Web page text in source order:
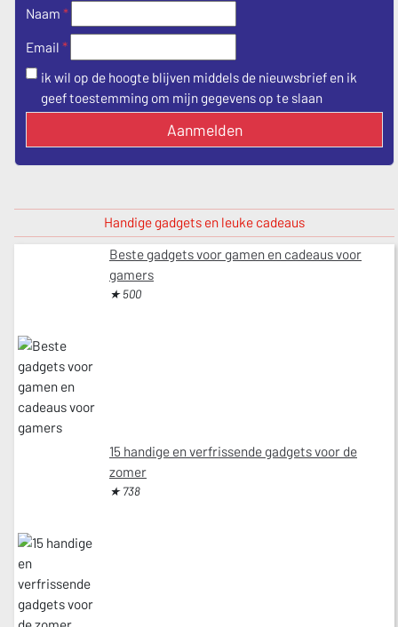
Naam *
Email *
ik wil op de hoogte blijven middels de nieuwsbrief en ik
geef toestemming om mijn gegevens op te slaan
Aanmelden
Handige gadgets en leuke cadeaus
Beste gadgets voor gamen en cadeaus voor
gamers
★ 500
15 handige en verfrissende gadgets voor de
zomer
★ 738